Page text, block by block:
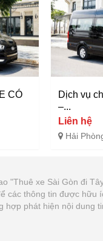
CÓ
Dịch vụ
–...
Liên hệ
Hải
"Thuê xe Sài Gòn đi
các thông tin được hữu
hợp phát hiện nội dung